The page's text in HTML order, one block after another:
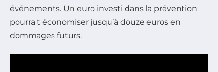
événements. Un euro investi dans la prévention
pourrait économiser jusqu’à douze euros en
dommages futurs.